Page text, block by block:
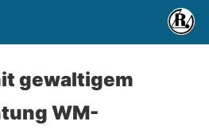
gewaltigem
WM-